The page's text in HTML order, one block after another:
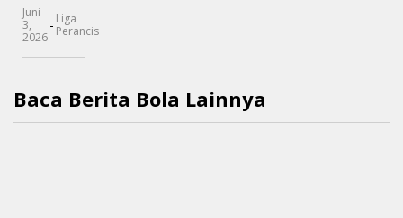
Juni
3,
2026
- Liga
Perancis
Baca Berita Bola Lainnya